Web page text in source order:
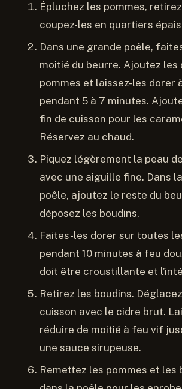
Épluchez les pommes,
coupez-les en quartiers
Dans une grande poêle,
moitié du beurre. Ajoutez les
pommes et laissez-les dorer
pendant 5 à 7 minutes.
fin de cuisson pour les
Réservez au chaud.
Piquez légèrement la peau
avec une aiguille fine. Dans
poêle, ajoutez le reste du
déposez les boudins.
Faites-les dorer sur toutes
pendant 10 minutes à feu
doit être croustillante et
Retirez les boudins.
cuisson avec le cidre brut.
réduire de moitié à feu vif
une sauce sirupeuse.
Remettez les pommes et les